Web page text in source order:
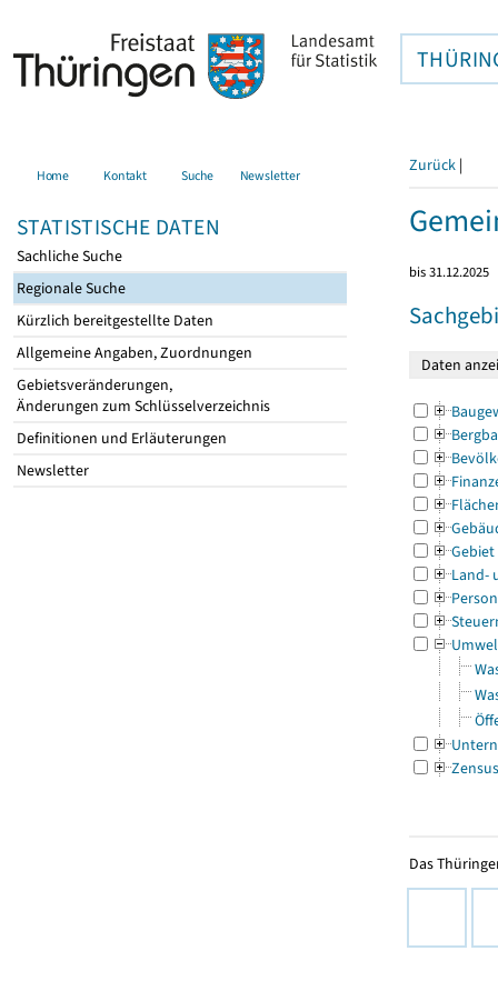
Home Kontakt Suche Newsletter
STATISTISCHE DATEN
Sachliche Suche
Regionale Suche
Kürzlich bereitgestellte Daten
Allgemeine Angaben, Zuordnungen
Gebietsveränderungen,
Änderungen zum Schlüsselverzeichnis
Definitionen und Erläuterungen
Newsletter
Zurück |
bis 31.12.2025
Gebiet
Land-
Zensus
Das